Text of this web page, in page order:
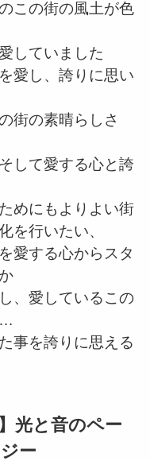
この街の風土が色
していました
愛し、誇りに思い
街の素晴らしさ
して愛する心と誇
めにもよりよい街
を行いたい、
愛する心からスタ
、愛しているこの
事を誇りに思える
光と音のペー
ー